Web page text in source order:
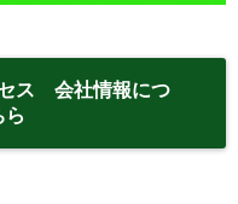
ス 会社情報につ
ら